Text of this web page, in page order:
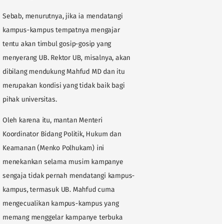
Sebab, menurutnya, jika ia mendatangi
kampus-kampus tempatnya mengajar
tentu akan timbul gosip-gosip yang
menyerang UB. Rektor UB, misalnya, akan
dibilang mendukung Mahfud MD dan itu
merupakan kondisi yang tidak baik bagi
pihak universitas.
Oleh karena itu, mantan Menteri
Koordinator Bidang Politik, Hukum dan
Keamanan (Menko Polhukam) ini
menekankan selama musim kampanye
sengaja tidak pernah mendatangi kampus-
kampus, termasuk UB. Mahfud cuma
mengecualikan kampus-kampus yang
memang menggelar kampanye terbuka